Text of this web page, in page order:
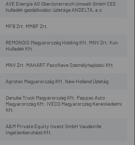
AVE Energie AG Oberösterreich Umwelt GmbH CEE
hulladék gazdálkodási üzletága ANDELTA, a.s.
MFB Zrt. MMBF Zrt.
REMONDIS Magyarország Holding Kft. MNV Zrt. Kun
Hulladék Kft.
MNV Zrt. MAHART PassNave Személyhajózási Kft.
Agrotec Magyarország Kft. New Holland Üzletág
Danube Truck Magyarország Kft. Pappas Auto
Magyarország Kft. IVECO Magyarország Kereskedelmi
Kft.
A&M Private Equity Invest GmbH Vaudeville
Ingatlanberuházó Kft.